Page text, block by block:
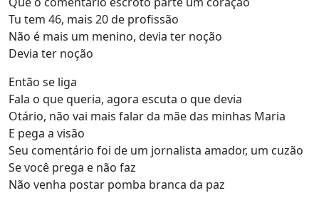
Tu tem 46, mais 20 de profissão
Não é mais um menino, devia ter noção
Devia ter noção
Então se liga
Fala o que queria, agora escuta o que devia
Otário, não vai mais falar da mãe das minhas Maria
E pega a visão
Seu comentário foi de um jornalista amador, um cuzão
Se você prega e não faz
Não venha postar pomba branca da paz